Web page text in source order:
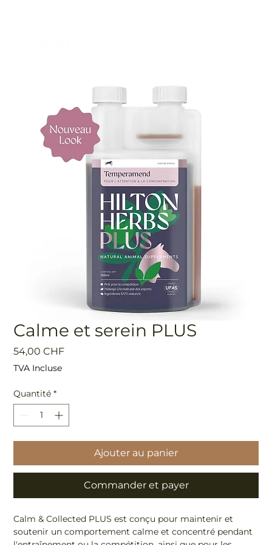
Calme et serein PLUS
54,00 CHFPrix
TVA Incluse
Quantité *
Ajouter au panier
Commander et payer
Calm & Collected PLUS est conçu pour maintenir et
soutenir un comportement calme et concentré pendant